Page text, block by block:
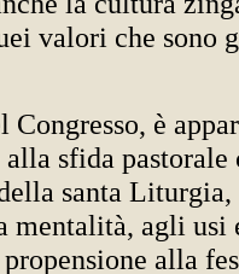
valori che sono
è
sfida pastorale
santa Liturgia,
mentalità, agli usi
alla